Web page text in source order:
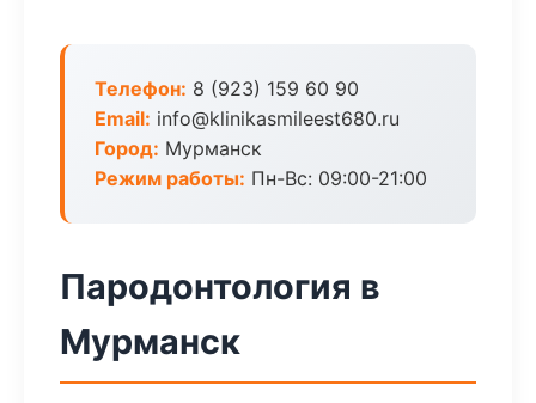
Телефон: 8 (923) 159 60 90
Email: info@klinikasmileest680.ru
Город: Мурманск
Режим работы: Пн-Вс: 09:00-21:00
Пародонтология в
Мурманск